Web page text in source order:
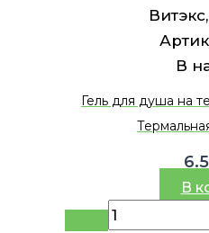
В
Гель для душа на
В